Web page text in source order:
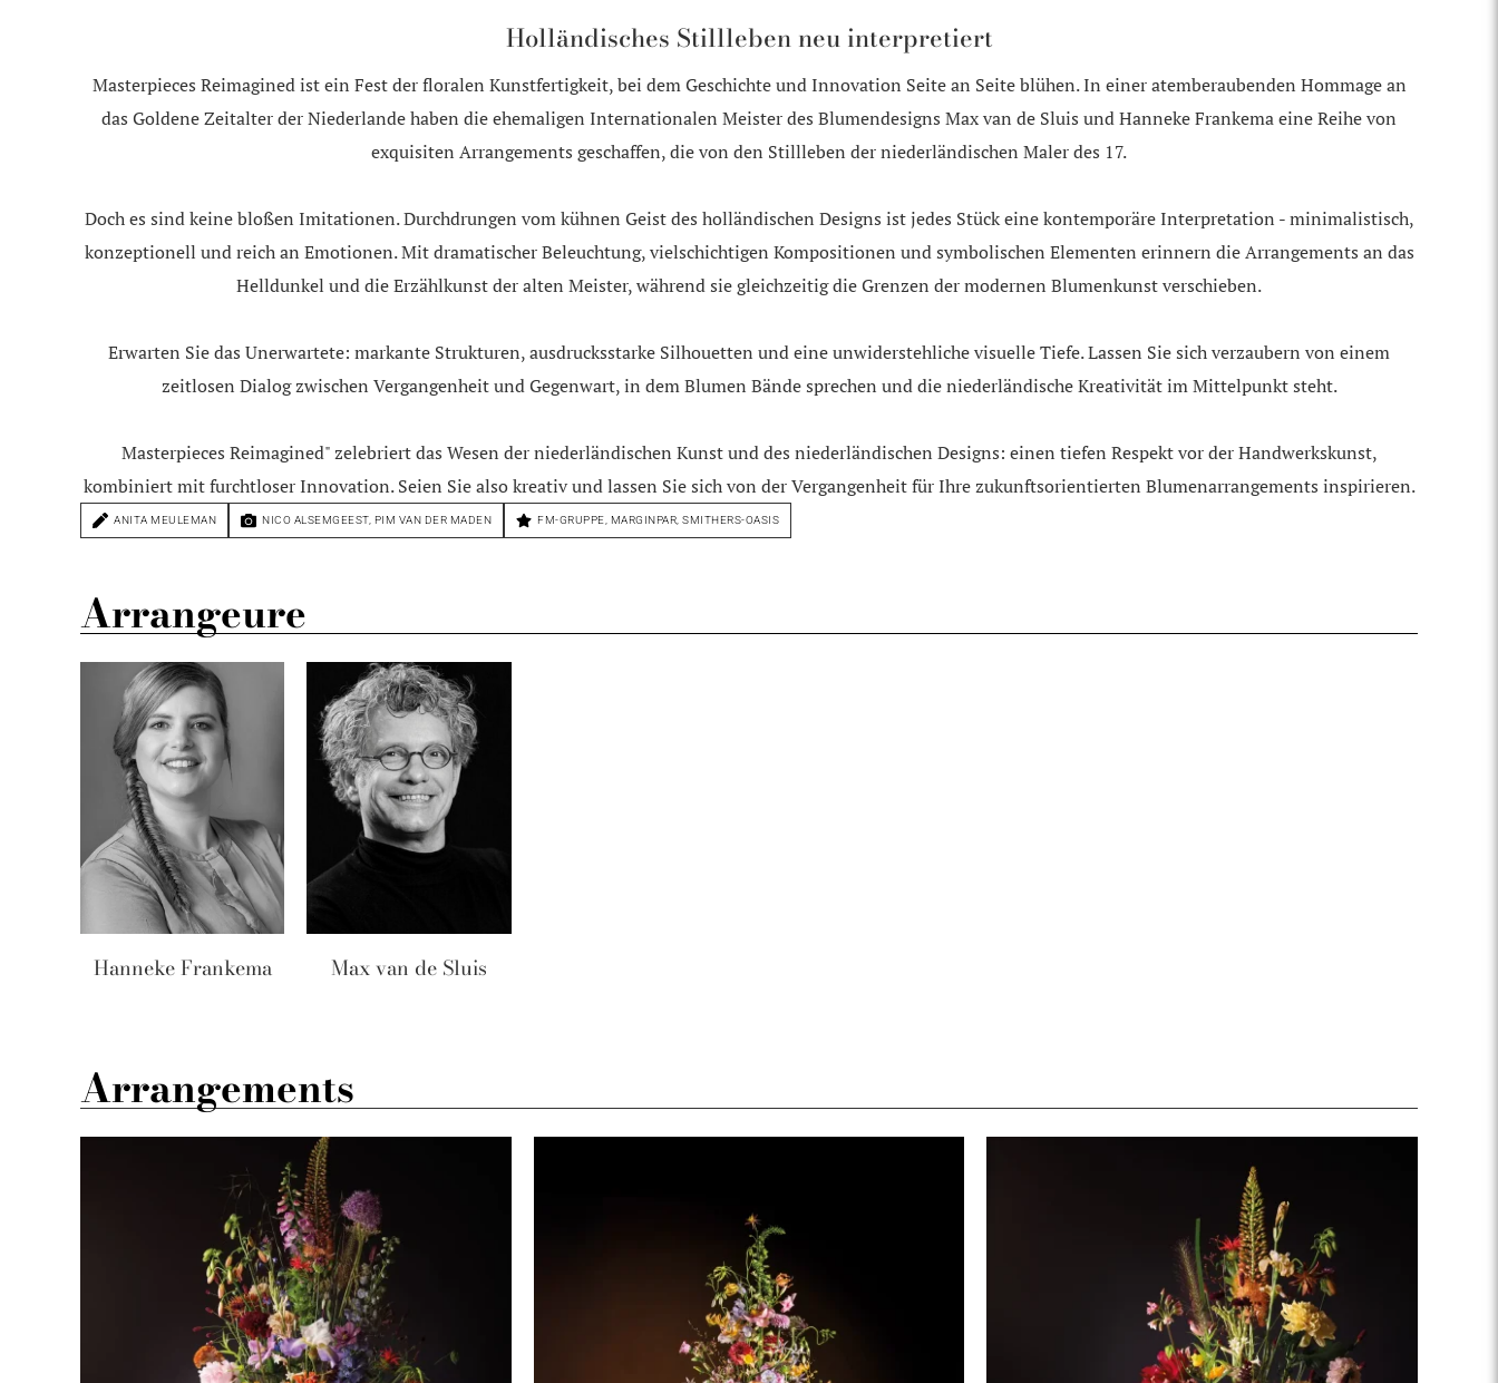
Holländisches Stillleben neu interpretiert
Masterpieces Reimagined ist ein Fest der floralen Kunstfertigkeit, bei dem Geschichte und Innovation Seite an Seite blühen. In einer atemberaubenden Hommage an
das Goldene Zeitalter der Niederlande haben die ehemaligen Internationalen Meister des Blumendesigns Max van de Sluis und Hanneke Frankema eine Reihe von
exquisiten Arrangements geschaffen, die von den Stillleben der niederländischen Maler des 17.
Doch es sind keine bloßen Imitationen. Durchdrungen vom kühnen Geist des holländischen Designs ist jedes Stück eine kontemporäre Interpretation - minimalistisch,
konzeptionell und reich an Emotionen. Mit dramatischer Beleuchtung, vielschichtigen Kompositionen und symbolischen Elementen erinnern die Arrangements an das
Helldunkel und die Erzählkunst der alten Meister, während sie gleichzeitig die Grenzen der modernen Blumenkunst verschieben.
Erwarten Sie das Unerwartete: markante Strukturen, ausdrucksstarke Silhouetten und eine unwiderstehliche visuelle Tiefe. Lassen Sie sich verzaubern von einem
zeitlosen Dialog zwischen Vergangenheit und Gegenwart, in dem Blumen Bände sprechen und die niederländische Kreativität im Mittelpunkt steht.
Masterpieces Reimagined" zelebriert das Wesen der niederländischen Kunst und des niederländischen Designs: einen tiefen Respekt vor der Handwerkskunst,
kombiniert mit furchtloser Innovation. Seien Sie also kreativ und lassen Sie sich von der Vergangenheit für Ihre zukunftsorientierten Blumenarrangements inspirieren.
ANITA MEULEMAN NICO ALSEMGEEST, PIM VAN DER MADEN FM-GRUPPE MARGINPAR SMITHERS-OASIS
Arrangeure
Hanneke Frankema Max van de Sluis
Arrangements